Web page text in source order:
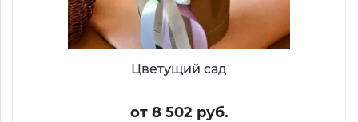
Цветущий сад
от 8 502 руб.